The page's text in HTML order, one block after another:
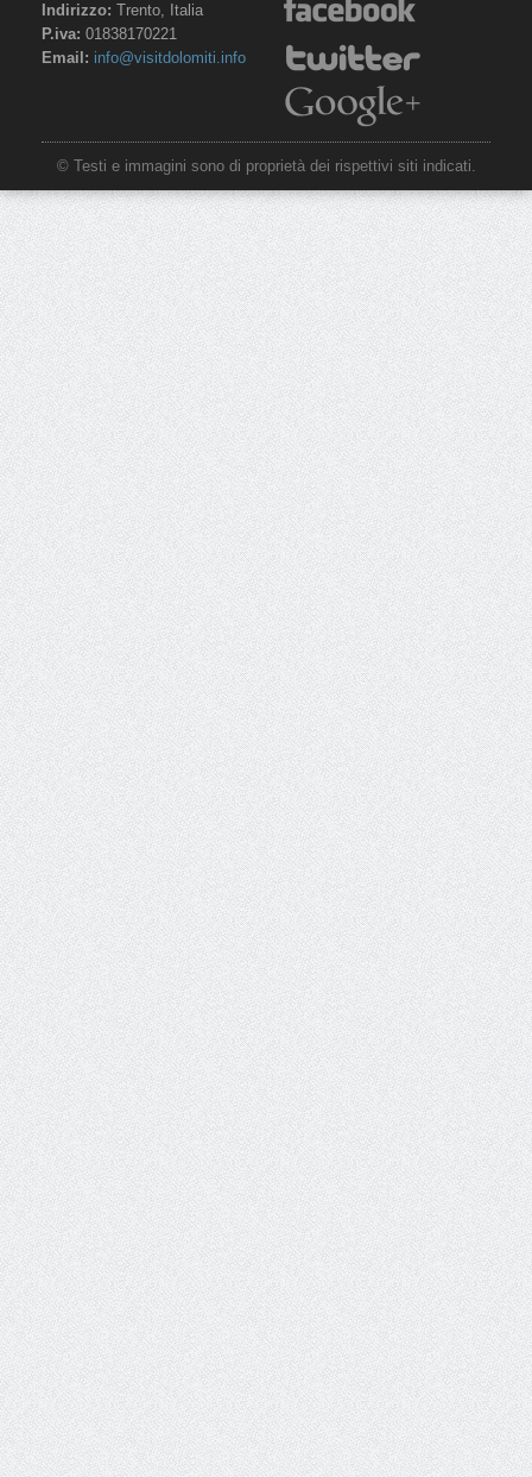
Indirizzo: Trento, Italia
P.iva: 01838170221
Email: info@visitdolomiti.info
© Testi e immagini sono di proprietà dei rispettivi siti indicati.